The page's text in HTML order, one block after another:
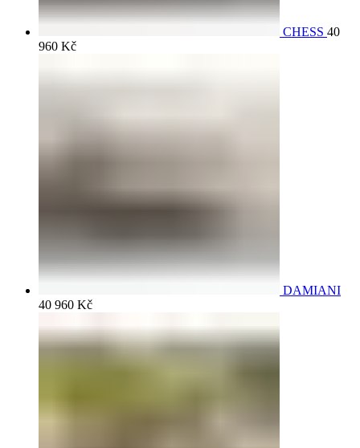
CHESS 40
960 Kč
DAMIANI
40 960 Kč